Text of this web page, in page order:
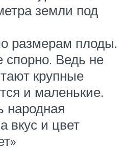
земли под
размерам плоды.
спорно. Ведь не
крупные
и маленькие.
народная
вкус и цвет